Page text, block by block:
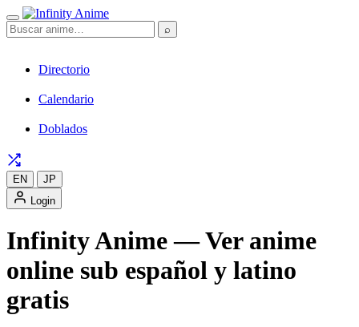
⌕
Directorio
Calendario
Doblados
EN
JP
Login
Infinity Anime — Ver anime
online sub español y latino
gratis